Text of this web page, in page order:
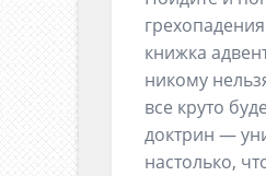
книжка
никому
все круто
доктрин —
настолько,